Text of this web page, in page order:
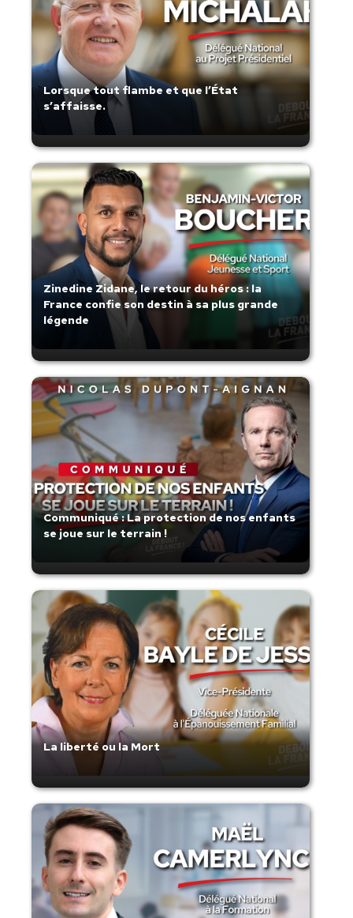
Lorsque tout flambe et que l’État
s’affaisse.
Zinedine Zidane, le retour du héros : la
France confie son destin à sa plus grande
légende
Communiqué : La protection de nos enfants
se joue sur le terrain !
La liberté ou la Mort